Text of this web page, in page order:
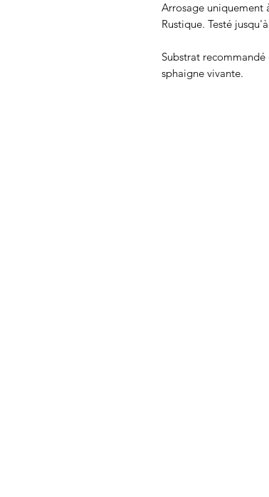
Arrosage uniquement
Rustique. Testé
Substrat
sphaigne vivante.